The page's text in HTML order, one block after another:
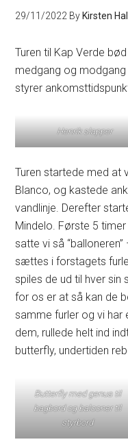
29/11/2022 By Kirsten
Turen til Kap Verde
medgang og
styrer
Henrik slapper
Turen startede med at
Blanco, og kastede
vandlinje. Derefter
Mindelo. Første 5
satte vi så
sættes i forstagets
spiles de ud til hver sin
for os er at så kan de
samme furler og vi har
dem, rullede helt ind
butterfly, undertiden
Butterfly med genua til
bagbord og balooner til
styrbord